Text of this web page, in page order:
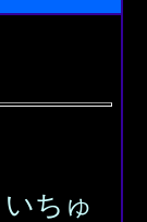
ちゅ